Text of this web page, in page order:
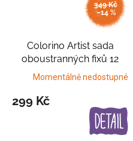
349 Kč
–14 %
Colorino Artist sada
oboustranných fixů 12
pastel setPastelové
Momentálně nedostupné
299 Kč